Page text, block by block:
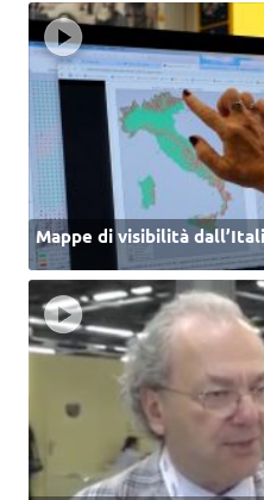
Mappe di visibilità